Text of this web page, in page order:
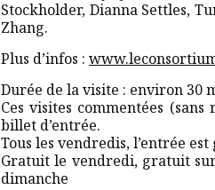
Stockholder, Dianna Settles,
Zhang.
Plus d’infos :
Durée de la visite : environ 30
Ces visites commentées
billet d’entrée.
Tous les vendredis, l’entrée
Gratuit le vendredi, gratuit
dimanche